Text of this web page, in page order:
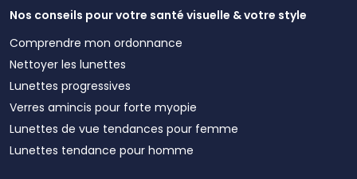
Nos conseils pour votre santé visuelle & votre style
Comprendre mon ordonnance
Nettoyer les lunettes
Lunettes progressives
Verres amincis pour forte myopie
Lunettes de vue tendances pour femme
Lunettes tendance pour homme